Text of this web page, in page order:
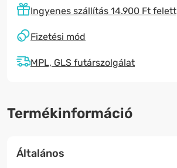
Ingyenes szállítás 14.900 Ft felett
Fizetési mód
MPL, GLS futárszolgálat
Termékinformáció
Általános